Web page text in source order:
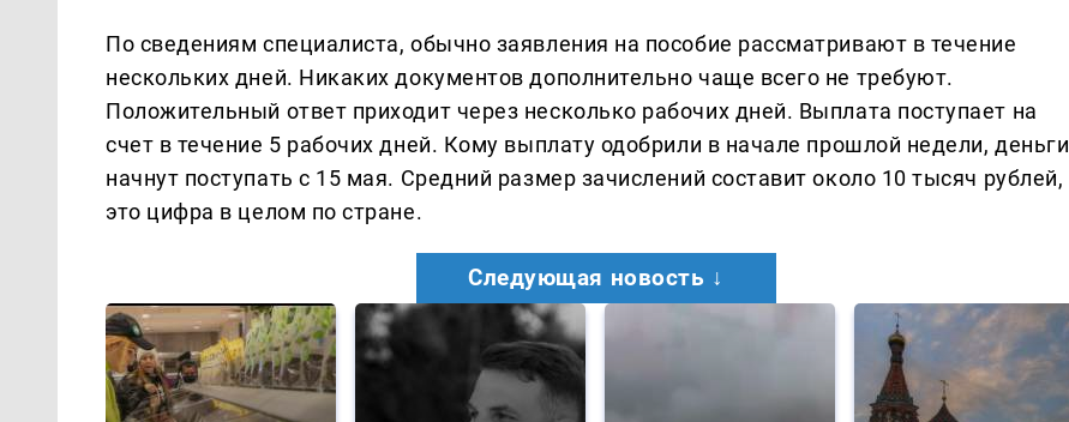
По сведениям специалиста, обычно заявления на пособие рассматривают в течение
нескольких дней. Никаких документов дополнительно чаще всего не требуют.
Положительный ответ приходит через несколько рабочих дней. Выплата поступает на
счет в течение 5 рабочих дней. Кому выплату одобрили в начале прошлой недели, деньги
начнут поступать с 15 мая. Средний размер зачислений составит около 10 тысяч рублей,
это цифра в целом по стране.
Следующая новость ↓